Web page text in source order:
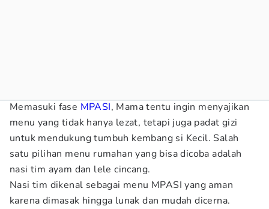
Memasuki fase MPASI, Mama tentu ingin menyajikan
menu yang tidak hanya lezat, tetapi juga padat gizi
untuk mendukung tumbuh kembang si Kecil. Salah
satu pilihan menu rumahan yang bisa dicoba adalah
nasi tim ayam dan lele cincang.
Nasi tim dikenal sebagai menu MPASI yang aman
karena dimasak hingga lunak dan mudah dicerna.